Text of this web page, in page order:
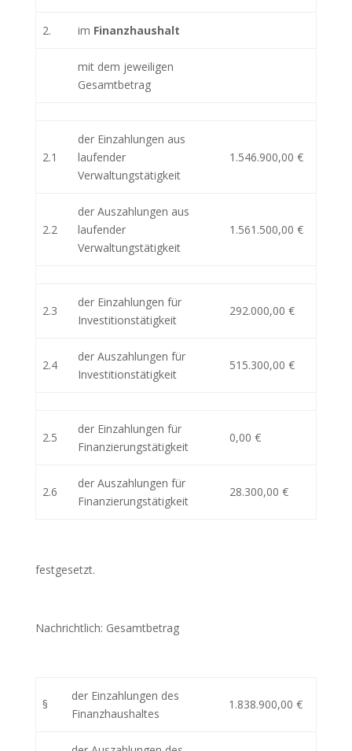
2. im Finanzhaushalt
mit dem jeweiligen
Gesamtbetrag
2.1
der Einzahlungen aus
laufender
Verwaltungstätigkeit
1.546.900,00 €
2.2
der Auszahlungen aus
laufender
Verwaltungstätigkeit
1.561.500,00 €
2.3
der Einzahlungen für
Investitionstätigkeit
292.000,00 €
2.4
der Auszahlungen für
Investitionstätigkeit
515.300,00 €
2.5
der Einzahlungen für
Finanzierungstätigkeit
0,00 €
2.6
der Auszahlungen für
Finanzierungstätigkeit
28.300,00 €
festgesetzt.
Nachrichtlich: Gesamtbetrag
§
der Einzahlungen des
Finanzhaushaltes
1.838.900,00 €